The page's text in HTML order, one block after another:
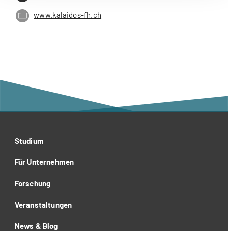
www.kalaidos-fh.ch
Studium
Für Unternehmen
Forschung
Veranstaltungen
News & Blog